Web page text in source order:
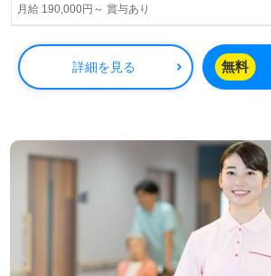
月給 190,000円～ 賞与あり
詳細を見る 無料